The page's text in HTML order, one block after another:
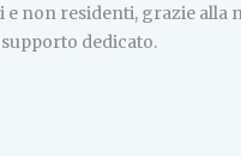
e non residenti, grazie alla
dedicato.